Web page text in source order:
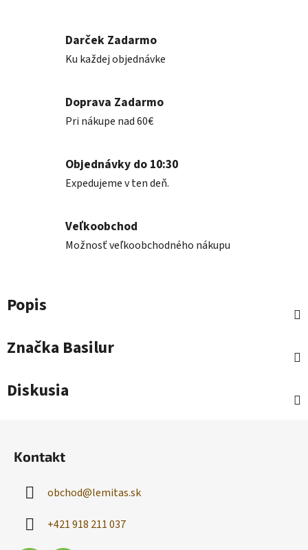
Darček Zadarmo
Ku každej objednávke
Doprava Zadarmo
Pri nákupe nad 60€
Objednávky do 10:30
Expedujeme v ten deň.
Veľkoobchod
Možnosť veľkoobchodného nákupu
Popis
Značka Basilur
Diskusia
Kontakt
obchod@lemitas.sk
+421 918 211 037